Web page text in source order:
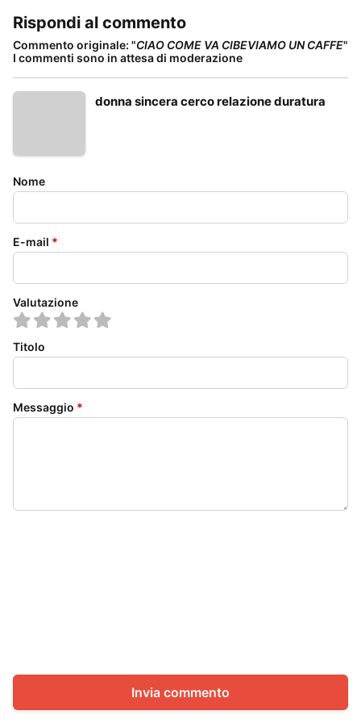
Rispondi al commento
Commento originale: "CIAO COME VA CIBEVIAMO UN CAFFE"
I commenti sono in attesa di moderazione
donna sincera cerco relazione duratura
Nome
E-mail *
Valutazione
Titolo
Messaggio *
Invia commento